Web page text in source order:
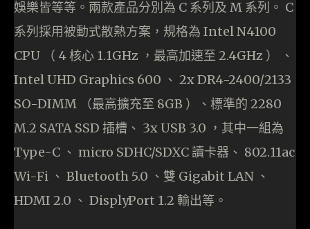
娛樂皆等等。兩款產品分別為 C 系列及 M 系列。 C
系列採用被動式散熱方案，規格為 Intel N4100
CPU （ 4 核心 1.1GHz ，最高加速至 2.4GHz ） 、
Intel UHD Graphics 600 、 2x DR4-2400/2133
SO-DIMM （最高擴充至 8GB ）、標準的 2280
M.2 SATA SSD 插槽、 3x USB 3.0 ，其中一組為
Type-C 、 micro SDHC/SDXC 讀卡器、 802.11ac
Wi-Fi 、 Bluetooth 5.0 、雙 Gigabit LAN 、
HDMI 2.0 、 DisplyPort 1.2 輸出等。